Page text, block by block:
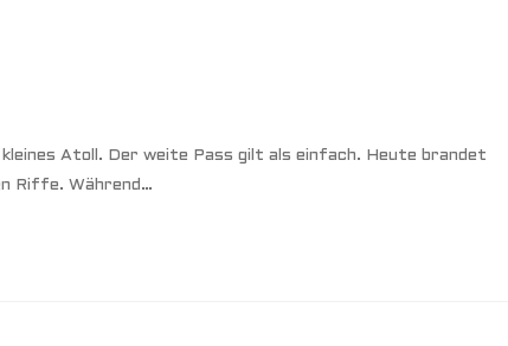
Atoll. Der weite Pass gilt als einfach. Heute brandet
Riffe. Während…